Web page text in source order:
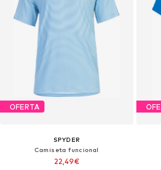
OFERTA
SPYDER
Camiseta funcional
22,49€